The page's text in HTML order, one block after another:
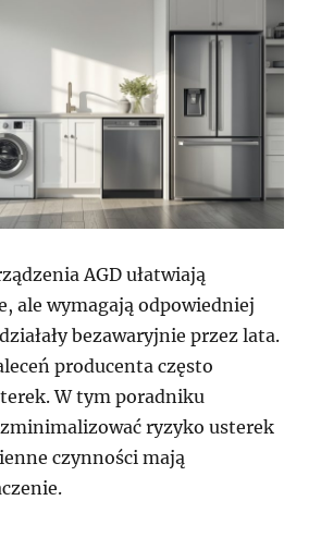
AGD ułatwiają
ale wymagają odpowiedniej
bezawaryjnie przez lata.
producenta często
W tym poradniku
ryzyko usterek
czynności mają